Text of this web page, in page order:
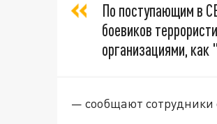
По поступающим в
боевиков
организациями,
— сообщают сотрудники